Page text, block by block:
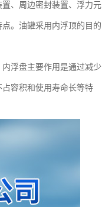
、周边密封装置、浮力元
。油罐采用内浮顶的目的
浮盘主要作用是通过减少
容积和使用寿命长等特